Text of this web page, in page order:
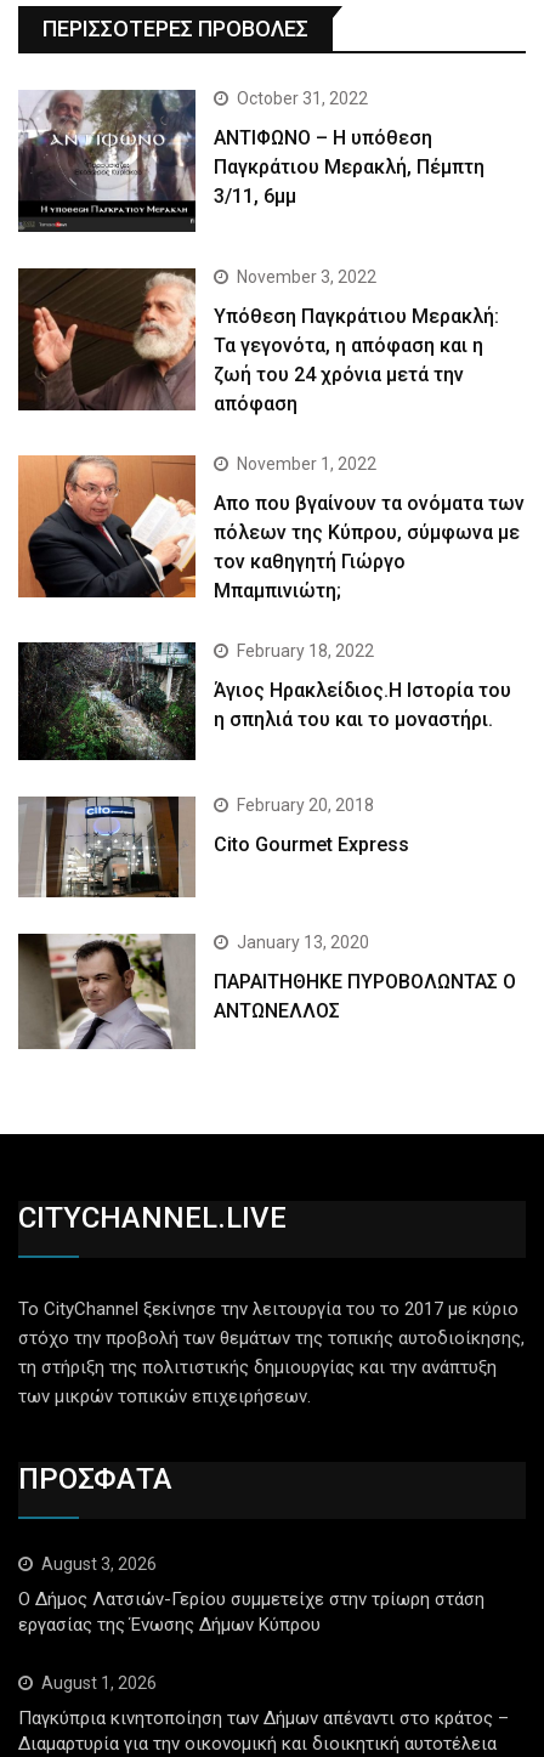
ΠΕΡΙΣΣΟΤΕΡΕΣ ΠΡΟΒΟΛΕΣ
October 31, 2022
ΑΝΤΙΦΩΝΟ – Η υπόθεση
Παγκράτιου Μερακλή, Πέμπτη
3/11, 6μμ
November 3, 2022
Yπόθεση Παγκράτιου Μερακλή:
Τα γεγονότα, η απόφαση και η
ζωή του 24 χρόνια μετά την
απόφαση
November 1, 2022
Απο που βγαίνουν τα ονόματα των
πόλεων της Κύπρου, σύμφωνα με
τον καθηγητή Γιώργο
Μπαμπινιώτη;
February 18, 2022
Άγιος Ηρακλείδιος.Η Ιστορία του
η σπηλιά του και το μοναστήρι.
February 20, 2018
Cito Gourmet Express
January 13, 2020
ΠΑΡΑΙΤΗΘΗΚΕ ΠΥΡΟΒΟΛΩΝΤΑΣ Ο
ΑΝΤΩΝΕΛΛΟΣ
CITYCHANNEL.LIVE
Το CityChannel ξεκίνησε την λειτουργία του το 2017 με κύριο
στόχο την προβολή των θεμάτων της τοπικής αυτοδιοίκησης,
τη στήριξη της πολιτιστικής δημιουργίας και την ανάπτυξη
των μικρών τοπικών επιχειρήσεων.
ΠΡΟΣΦΑΤΑ
August 3, 2026
Ο Δήμος Λατσιών-Γερίου συμμετείχε στην τρίωρη στάση
εργασίας της Ένωσης Δήμων Κύπρου
August 1, 2026
Παγκύπρια κινητοποίηση των Δήμων απέναντι στο κράτος –
Διαμαρτυρία για την οικονομική και διοικητική αυτοτέλεια